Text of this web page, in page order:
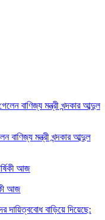
বাণিজ্য মন্ত্রী খন্দকার আব্দুল
আজ